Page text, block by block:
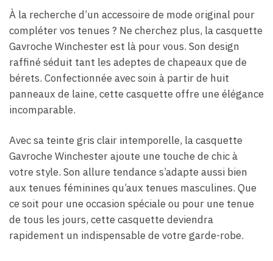
À la recherche d’un accessoire de mode original pour
compléter vos tenues ? Ne cherchez plus, la casquette
Gavroche Winchester est là pour vous. Son design
raffiné séduit tant les adeptes de chapeaux que de
bérets. Confectionnée avec soin à partir de huit
panneaux de laine, cette casquette offre une élégance
incomparable.
Avec sa teinte gris clair intemporelle, la casquette
Gavroche Winchester ajoute une touche de chic à
votre style. Son allure tendance s’adapte aussi bien
aux tenues féminines qu’aux tenues masculines. Que
ce soit pour une occasion spéciale ou pour une tenue
de tous les jours, cette casquette deviendra
rapidement un indispensable de votre garde-robe.